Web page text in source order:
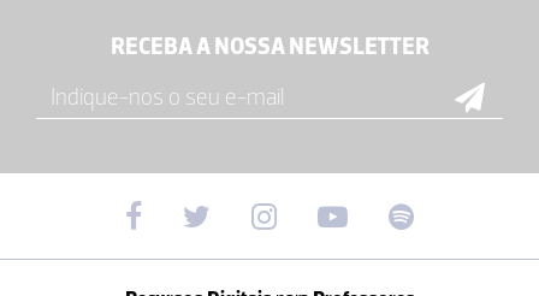
RECEBA A NOSSA NEWSLETTER